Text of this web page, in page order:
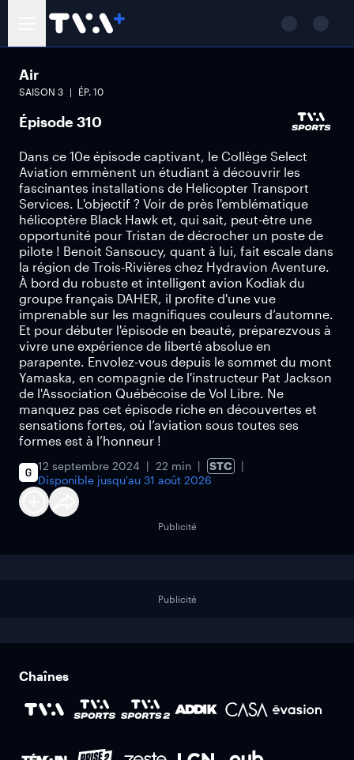
Air
SAISON 3 ÉP. 10
Épisode 310
Dans ce 10e épisode captivant, le Collège Select
Aviation emmènent un étudiant à découvrir les
fascinantes installations de Helicopter Transport
Services. L'objectif ? Voir de près l'emblématique
hélicoptère Black Hawk et, qui sait, peut-être une
opportunité pour Tristan de décrocher un poste de
pilote ! Benoit Sansoucy, quant à lui, fait escale dans
la région de Trois-Rivières chez Hydravion Aventure.
À bord du robuste et intelligent avion Kodiak du
groupe français DAHER, il profite d'une vue
imprenable sur les magnifiques couleurs d’automne.
Et pour débuter l'épisode en beauté, préparezvous à
vivre une expérience de liberté absolue en
parapente. Envolez-vous depuis le sommet du mont
Yamaska, en compagnie de l'instructeur Pat Jackson
de l'Association Québécoise de Vol Libre. Ne
manquez pas cet épisode riche en découvertes et
sensations fortes, où l’aviation sous toutes ses
formes est à l’honneur !
12 septembre 2024 22 min
STC
Disponible jusqu'au 31 août 2026
Publicité
Publicité
Chaînes